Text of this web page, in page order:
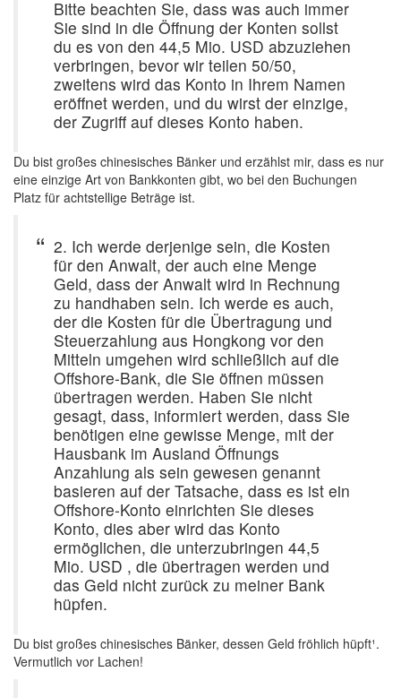
Bitte beachten Sie, dass was auch immer
Sie sind in die Öffnung der Konten sollst
du es von den 44,5 Mio. USD abzuziehen
verbringen, bevor wir teilen 50/50,
zweitens wird das Konto in Ihrem Namen
eröffnet werden, und du wirst der einzige,
der Zugriff auf dieses Konto haben.
Du bist großes chinesisches Bänker und erzählst mir, dass es nur
eine einzige Art von Bankkonten gibt, wo bei den Buchungen
Platz für achtstellige Beträge ist.
2. Ich werde derjenige sein, die Kosten
für den Anwalt, der auch eine Menge
Geld, dass der Anwalt wird in Rechnung
zu handhaben sein. Ich werde es auch,
der die Kosten für die Übertragung und
Steuerzahlung aus Hongkong vor den
Mitteln umgehen wird schließlich auf die
Offshore-Bank, die Sie öffnen müssen
übertragen werden. Haben Sie nicht
gesagt, dass, informiert werden, dass Sie
benötigen eine gewisse Menge, mit der
Hausbank im Ausland Öffnungs
Anzahlung als sein gewesen genannt
basieren auf der Tatsache, dass es ist ein
Offshore-Konto einrichten Sie dieses
Konto, dies aber wird das Konto
ermöglichen, die unterzubringen 44,5
Mio. USD , die übertragen werden und
das Geld nicht zurück zu meiner Bank
hüpfen.
Du bist großes chinesisches Bänker, dessen Geld fröhlich hüpft¹.
Vermutlich vor Lachen!